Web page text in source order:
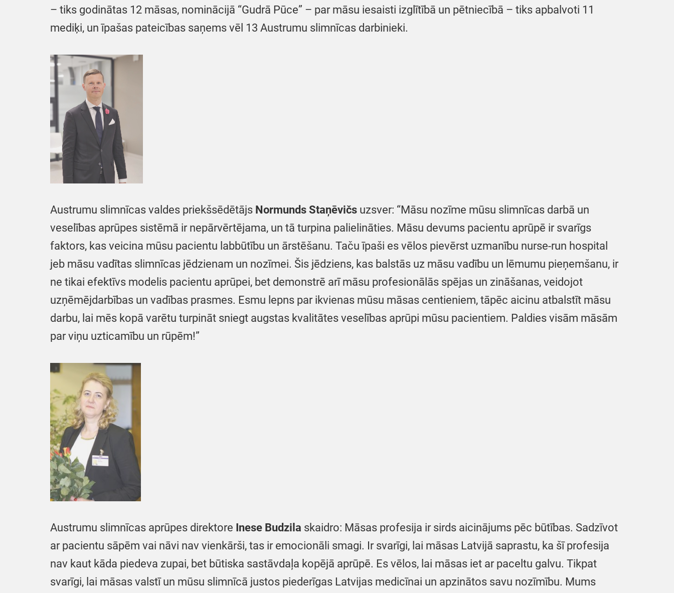
– tiks godinātas 12 māsas, nominācijā “Gudrā Pūce” – par māsu iesaisti izglītībā un pētniecībā – tiks apbalvoti 11
mediķi, un īpašas pateicības saņems vēl 13 Austrumu slimnīcas darbinieki.
Austrumu slimnīcas valdes priekšsēdētājs Normunds Staņēvičs uzsver: “Māsu nozīme mūsu slimnīcas darbā un
veselības aprūpes sistēmā ir nepārvērtējama, un tā turpina palielināties. Māsu devums pacientu aprūpē ir svarīgs
faktors, kas veicina mūsu pacientu labbūtību un ārstēšanu. Taču īpaši es vēlos pievērst uzmanību nurse-run hospital
jeb māsu vadītas slimnīcas jēdzienam un nozīmei. Šis jēdziens, kas balstās uz māsu vadību un lēmumu pieņemšanu, ir
ne tikai efektīvs modelis pacientu aprūpei, bet demonstrē arī māsu profesionālās spējas un zināšanas, veidojot
uzņēmējdarbības un vadības prasmes. Esmu lepns par ikvienas mūsu māsas centieniem, tāpēc aicinu atbalstīt māsu
darbu, lai mēs kopā varētu turpināt sniegt augstas kvalitātes veselības aprūpi mūsu pacientiem. Paldies visām māsām
par viņu uzticamību un rūpēm!”
Austrumu slimnīcas aprūpes direktore Inese Budzila skaidro: Māsas profesija ir sirds aicinājums pēc būtības. Sadzīvot
ar pacientu sāpēm vai nāvi nav vienkārši, tas ir emocionāli smagi. Ir svarīgi, lai māsas Latvijā saprastu, ka šī profesija
nav kaut kāda piedeva zupai, bet būtiska sastāvdaļa kopējā aprūpē. Es vēlos, lai māsas iet ar paceltu galvu. Tikpat
svarīgi, lai māsas valstī un mūsu slimnīcā justos piederīgas Latvijas medicīnai un apzinātos savu nozīmību. Mums